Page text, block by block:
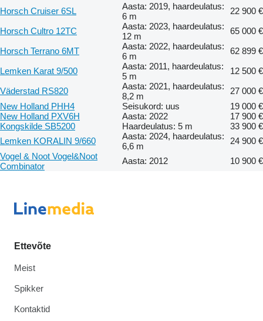
Horsch Cruiser 6SL
Aasta: 2019, haardeulatus:
6 m
22 900 €
Horsch Cultro 12TC
Aasta: 2023, haardeulatus:
12 m
65 000 €
Horsch Terrano 6MT
Aasta: 2022, haardeulatus:
6 m
62 899 €
Lemken Karat 9/500
Aasta: 2011, haardeulatus:
5 m
12 500 €
Väderstad RS820
Aasta: 2021, haardeulatus:
8,2 m
27 000 €
New Holland PHH4
Seisukord: uus
19 000 €
New Holland PXV6H
Aasta: 2022
17 900 €
Kongskilde SB5200
Haardeulatus: 5 m
33 900 €
Lemken KORALIN 9/660
Aasta: 2024, haardeulatus:
6,6 m
24 900 €
Vogel & Noot Vogel&Noot
Combinator
Aasta: 2012 10 900 €
Ettevõte
Meist
Spikker
Kontaktid